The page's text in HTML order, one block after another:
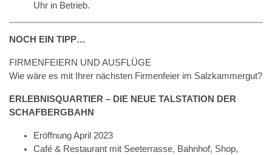
Uhr in Betrieb.
NOCH EIN TIPP…
FIRMENFEIERN UND AUSFLÜGE
Wie wäre es mit Ihrer nächsten Firmenfeier im Salzkammergut?
ERLEBNISQUARTIER – DIE NEUE TALSTATION DER
SCHAFBERGBAHN
Eröffnung April 2023
Café & Restaurant mit Seeterrasse, Bahnhof, Shop,